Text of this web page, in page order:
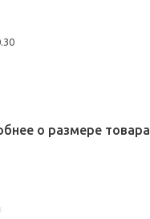
о размере товара